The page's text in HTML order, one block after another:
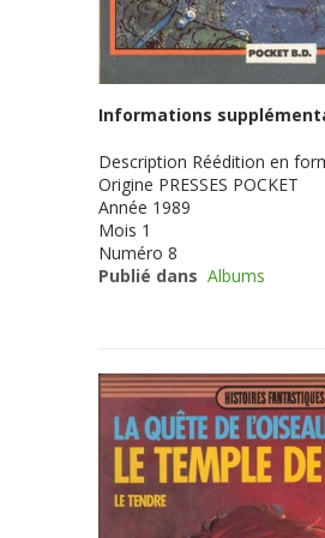
Informations
Description Réédition en
Origine PRESSES POCKET
Année 1989
Mois 1
Numéro 8
Publié dans Albums